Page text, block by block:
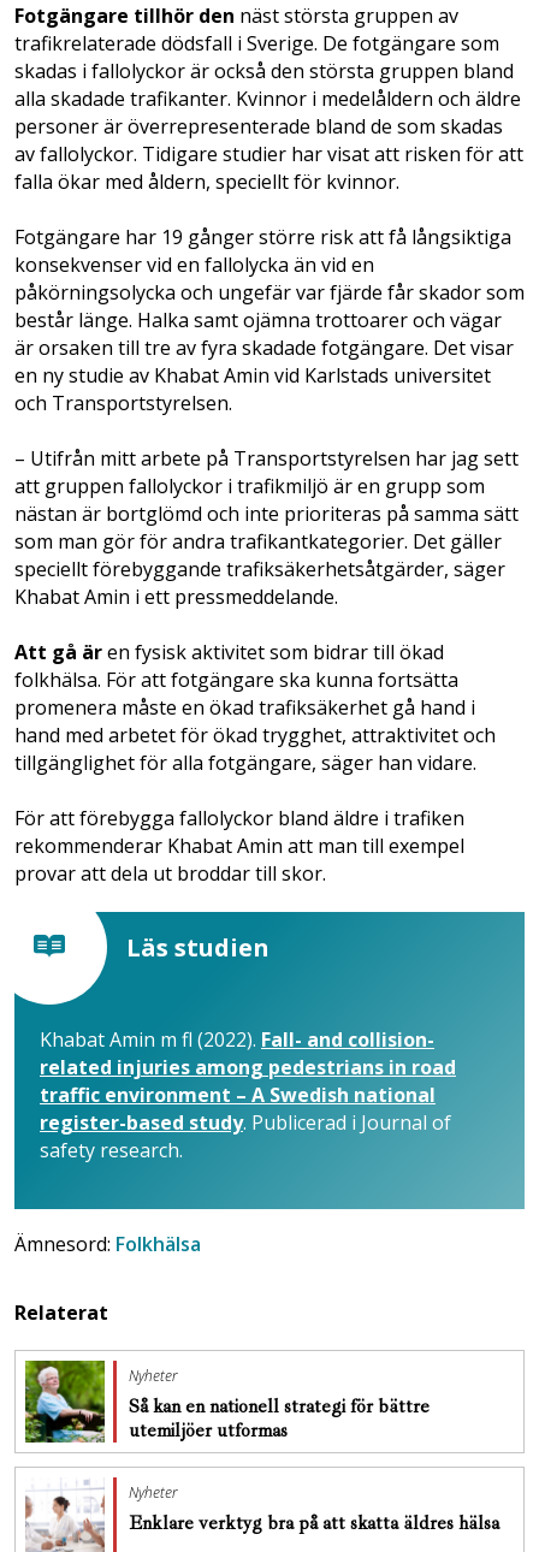
Fotgängare tillhör den näst största gruppen av
trafikrelaterade dödsfall i Sverige. De fotgängare som
skadas i fallolyckor är också den största gruppen bland
alla skadade trafikanter. Kvinnor i medelåldern och äldre
personer är överrepresenterade bland de som skadas
av fallolyckor. Tidigare studier har visat att risken för att
falla ökar med åldern, speciellt för kvinnor.
Fotgängare har 19 gånger större risk att få långsiktiga
konsekvenser vid en fallolycka än vid en
påkörningsolycka och ungefär var fjärde får skador som
består länge. Halka samt ojämna trottoarer och vägar
är orsaken till tre av fyra skadade fotgängare. Det visar
en ny studie av Khabat Amin vid Karlstads universitet
och Transportstyrelsen.
– Utifrån mitt arbete på Transportstyrelsen har jag sett
att gruppen fallolyckor i trafikmiljö är en grupp som
nästan är bortglömd och inte prioriteras på samma sätt
som man gör för andra trafikantkategorier. Det gäller
speciellt förebyggande trafiksäkerhetsåtgärder, säger
Khabat Amin i ett pressmeddelande.
Att gå ären fysisk aktivitet som bidrar till ökad
folkhälsa. För att fotgängare ska kunna fortsätta
promenera måste en ökad trafiksäkerhet gå hand i
hand med arbetet för ökad trygghet, attraktivitet och
tillgänglighet för alla fotgängare, säger han vidare.
För att förebygga fallolyckor bland äldre i trafiken
rekommenderar Khabat Amin att man till exempel
provar att dela ut broddar till skor.
Läs studien
Khabat Amin m fl (2022). Fall- and collision-
related injuries among pedestrians in road
traffic environment – A Swedish national
register-based study. Publicerad i Journal of
safety research.
Ämnesord: Folkhälsa
Relaterat
Nyheter
Så kan en nationell strategi för bättre
utemiljöer utformas
Nyheter
Enklare verktyg bra på att skatta äldres hälsa